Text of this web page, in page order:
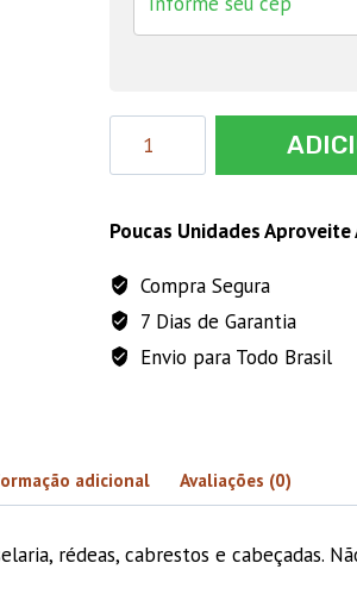
Cabresto
METROS)
quantidade
Poucas Unidades Aproveite
Compra Segura
7 Dias de Garantia
Envio para Todo Brasil
adicional Avaliações (0)
rédeas, cabrestos e cabeçadas.